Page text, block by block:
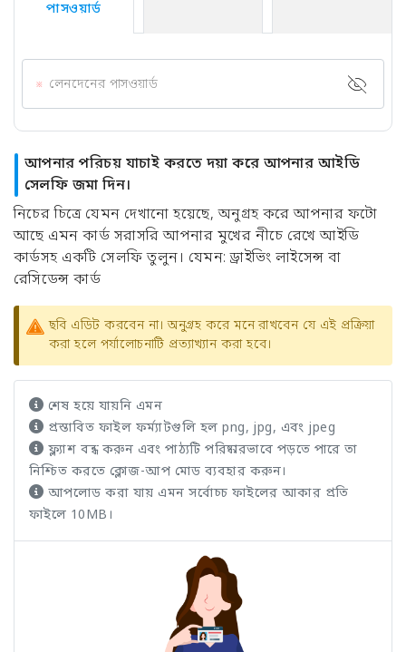
পাসওয়ার্ড
লেনদেনের পাসওয়ার্ড
আপনার পরিচয় যাচাই করতে দয়া করে আপনার আইডি
সেলফি জমা দিন।
নিচের চিত্রে যেমন দেখানো হয়েছে, অনুগ্রহ করে আপনার ফটো
আছে এমন কার্ড সরাসরি আপনার মুখের নীচে রেখে আইডি
কার্ডসহ একটি সেলফি তুলুন। যেমন: ড্রাইভিং লাইসেন্স বা
রেসিডেন্স কার্ড
ছবি এডিট করবেন না। অনুগ্রহ করে মনে রাখবেন যে এই প্রক্রিয়া
করা হলে পর্যালোচনাটি প্রত্যাখ্যান করা হবে।
শেষ হয়ে যায়নি এমন
প্রস্তাবিত ফাইল ফর্ম্যাটগুলি হল png, jpg, এবং jpeg
ফ্ল্যাশ বন্ধ করুন এবং পাঠ্যটি পরিষ্কারভাবে পড়তে পারে তা
নিশ্চিত করতে ক্লোজ-আপ মোড ব্যবহার করুন।
আপলোড করা যায় এমন সর্বোচ্চ ফাইলের আকার প্রতি
ফাইলে 10MB।